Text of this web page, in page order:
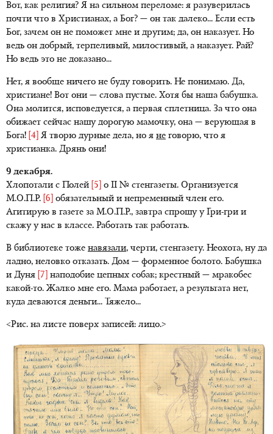
Вот, как религия? Я на сильном переломе: я разуверилась
почти что в Христианах, а Бог? — он так далеко... Если есть
Бог, зачем он не поможет мне и другим; да, он наказует. Но
ведь он добрый, терпеливый, милостивый, а наказует. Рай?
Но ведь это не доказано...
Нет, я вообще ничего не буду говорить. Не понимаю. Да,
христиане! Вот они — слова пустые. Хотя бы наша бабушка.
Она молится, исповедуется, а первая сплетница. За что она
обижает сейчас нашу дорогую мамочку, она — верующая в
Бога! [4] Я творю дурные дела, но я не говорю, что я
христианка. Дрянь они!
9 декабря.
Хлопотали с Полей [5] о II № стенгазеты. Организуется
М.О.П.Р. [6] обязательный и непременный член его.
Агитирую в газете за М.О.П.Р., завтра спрошу у Гри-гри и
скажу у нас в классе. Работать так работать.
В библиотеке тоже навязали, черти, стенгазету. Неохота, ну да
ладно, неловко отказать. Дом — форменное болото. Бабушка
и Дуня [7]
наподобие цепных собак; крестный — мракобес
какой-то. Жалко мне его. Мама работает, а результата нет,
куда деваются деньги... Тяжело...
<Рис. на листе поверх записей: лицо.>